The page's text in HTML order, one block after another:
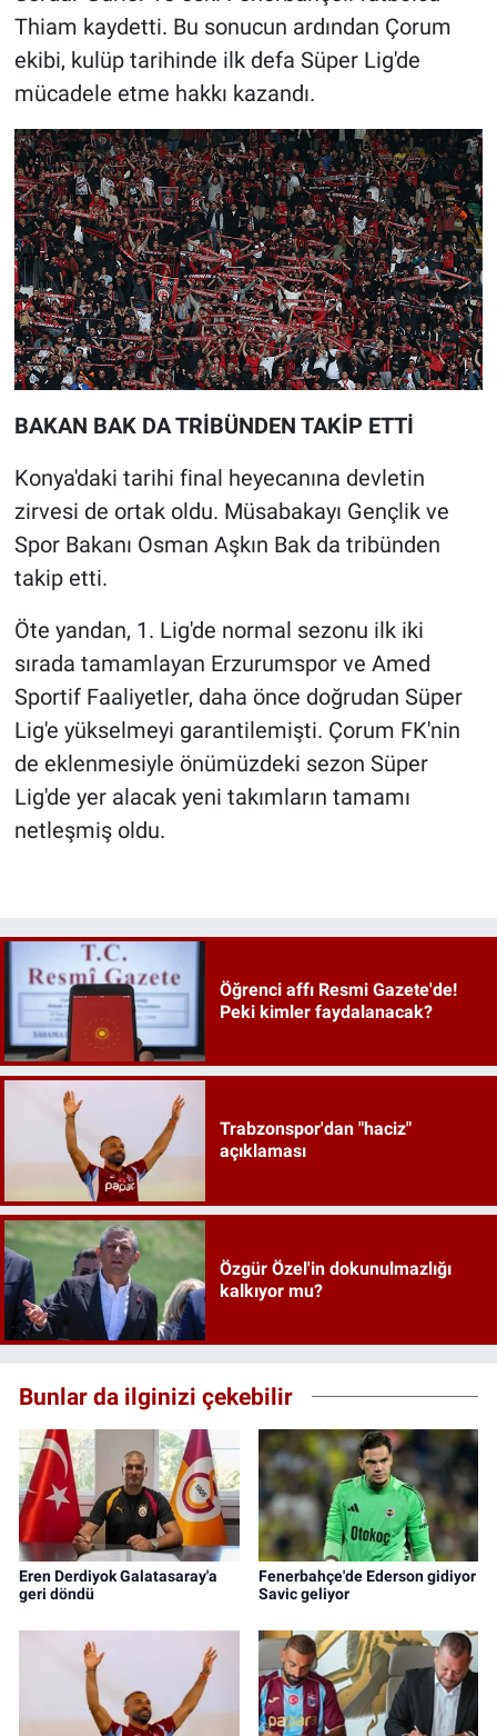
Thiam kaydetti. Bu sonucun ardından Çorum
ekibi, kulüp tarihinde ilk defa Süper Lig'de
mücadele etme hakkı kazandı.
BAKAN BAK DA TRİBÜNDEN TAKİP ETTİ
Konya'daki tarihi final heyecanına devletin
zirvesi de ortak oldu. Müsabakayı Gençlik ve
Spor Bakanı Osman Aşkın Bak da tribünden
takip etti.
Öte yandan, 1. Lig'de normal sezonu ilk iki
sırada tamamlayan Erzurumspor ve Amed
Sportif Faaliyetler, daha önce doğrudan Süper
Lig'e yükselmeyi garantilemişti. Çorum FK'nin
de eklenmesiyle önümüzdeki sezon Süper
Lig'de yer alacak yeni takımların tamamı
netleşmiş oldu.
Öğrenci affı Resmi Gazete'de!
Peki kimler faydalanacak?
Trabzonspor'dan "haciz"
açıklaması
Özgür Özel'in dokunulmazlığı
kalkıyor mu?
Bunlar da ilginizi çekebilir
Eren Derdiyok Galatasaray'a
geri döndü
Fenerbahçe'de Ederson gidiyor
Savic geliyor